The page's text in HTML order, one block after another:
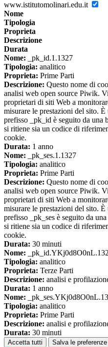
www.istitutomolinari.edu.it
Nome
Tipologia
Proprieta
Descrizione
Durata
Nome: _pk_id.1.1327
Tipologia: analitico
Proprieta: Prime Parti
Descrizione: Questo nome di
analisi web open source Piwik.
proprietari di siti Web a
misurare le prestazioni del sito.
prefisso _pk_id è seguito da una
si ritiene sia un codice di
cookie.
Durata: 1 anno
Nome: _pk_ses.1.1327
Tipologia: analitico
Proprieta: Prime Parti
Descrizione: Questo nome di
analisi web open source Piwik.
proprietari di siti Web a
misurare le prestazioni del sito.
prefisso _pk_ses è seguito da
si ritiene sia un codice di
cookie.
Durata: 30 minuti
Nome:
Tipologia: analitico
Proprieta: Terze Parti
Descrizione: analisi e
Durata: 1 anno
Nome:
Tipologia: analitico
Proprieta: Prime Parti
Descrizione: analisi e
Durata: 30 minuti
Accetta tutti Salva le preferenze